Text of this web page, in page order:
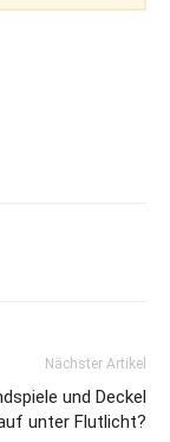
Nächster Artikel
und Deckel
unter Flutlicht?